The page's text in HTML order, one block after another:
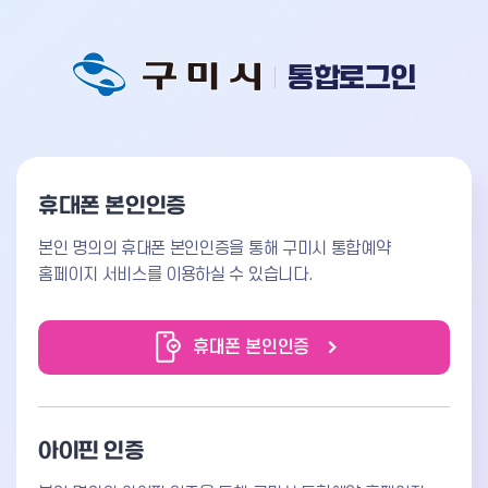
통합로그인
휴대폰 본인인증
본인 명의의 휴대폰 본인인증을 통해 구미시 통합예약
홈페이지 서비스를 이용하실 수 있습니다.
휴대폰 본인인증
아이핀 인증